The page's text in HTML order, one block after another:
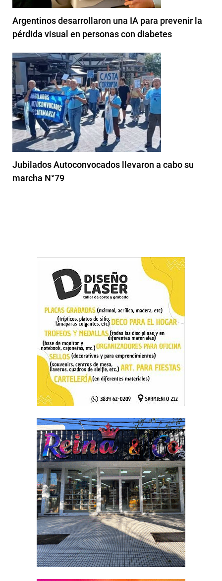
Argentinos desarrollaron una IA para prevenir la
pérdida visual en personas con diabetes
Jubilados Autoconvocados llevaron a cabo su
marcha N°79